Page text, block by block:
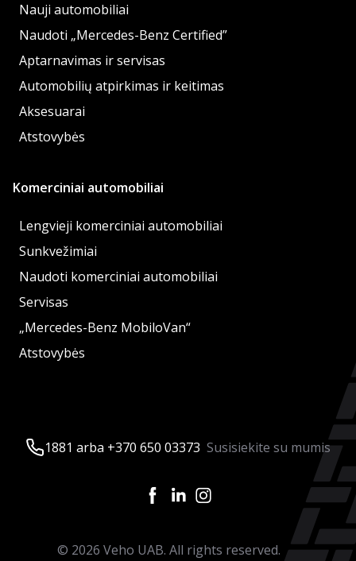
Nauji automobiliai
Naudoti „Mercedes-Benz Certified”
Aptarnavimas ir servisas
Automobilių atpirkimas ir keitimas
Aksesuarai
Atstovybės
Komerciniai automobiliai
Lengvieji komerciniai automobiliai
Sunkvežimiai
Naudoti komerciniai automobiliai
Servisas
„Mercedes-Benz MobiloVan“
Atstovybės
1881 arba +370 650 03373 Susisiekite su mumis
© 2026 Veho UAB. All rights reserved.